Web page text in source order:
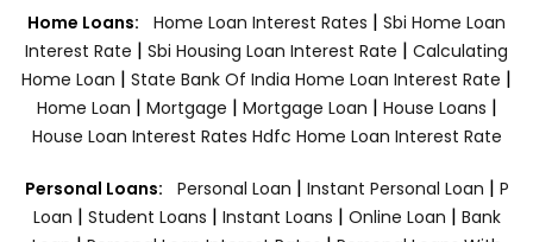
Home Loans: Home Loan Interest Rates | Sbi Home Loan
Interest Rate | Sbi Housing Loan Interest Rate | Calculating
Home Loan | State Bank Of India Home Loan Interest Rate |
Home Loan | Mortgage | Mortgage Loan | House Loans |
House Loan Interest Rates Hdfc Home Loan Interest Rate
Personal Loans: Personal Loan | Instant Personal Loan | P
Loan | Student Loans | Instant Loans | Online Loan | Bank